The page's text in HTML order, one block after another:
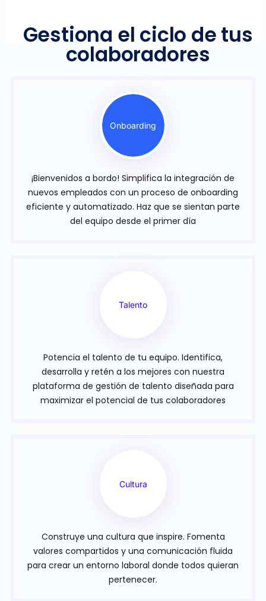
Gestiona el ciclo de tus
colaboradores
Onboarding
¡Bienvenidos a bordo! Simplifica la integración de
nuevos empleados con un proceso de onboarding
eficiente y automatizado. Haz que se sientan parte
del equipo desde el primer día
Talento
Potencia el talento de tu equipo. Identifica,
desarrolla y retén a los mejores con nuestra
plataforma de gestión de talento diseñada para
maximizar el potencial de tus colaboradores
Cultura
Construye una cultura que inspire. Fomenta
valores compartidos y una comunicación fluida
para crear un entorno laboral donde todos quieran
pertenecer.